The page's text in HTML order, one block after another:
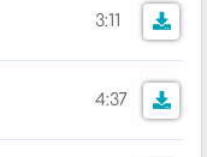
3:11
4:37